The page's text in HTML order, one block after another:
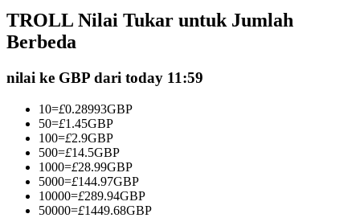
Menjadi Pedagang Salinan
Nikmati pembagian keuntungan dan komisi copy trading
TROLL Nilai Tukar untuk Jumlah
Berbeda
nilai ke GBP dari today 11:59
10=£0.28993GBP
50=£1.45GBP
100=£2.9GBP
500=£14.5GBP
1000=£28.99GBP
5000=£144.97GBP
10000=£289.94GBP
50000=£1449.68GBP